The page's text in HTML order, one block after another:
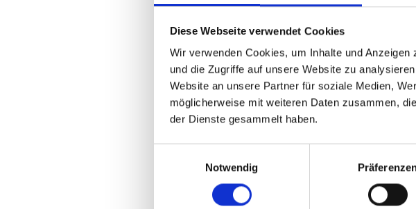
Diese Webseite verwendet Cookies
Wir verwenden Cookies, um Inhalte und
und die Zugriffe auf unsere Website zu
Website an unsere Partner für soziale Medien,
möglicherweise mit weiteren Daten zusammen,
der Dienste gesammelt haben.
Notwendig
Benutzername
ggf. Telefonnummer
ggf. Inhalte der empfangenen und
Datum und Uhrzeit der empfangenen
Betroffenenrechte
Deine Daten werden bei der Nutzung
Mitarbeiter*innen von BÜNDNIS 90/DIE